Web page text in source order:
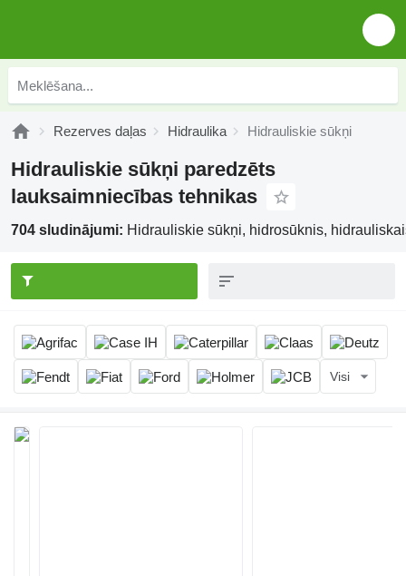
Rezerves daļas Hidraulika Hidrauliskie sūkņi
Hidrauliskie sūkņi paredzēts
lauksaimniecības tehnikas
704 sludinājumi: Hidrauliskie sūkņi, hidrosūknis,
Visi